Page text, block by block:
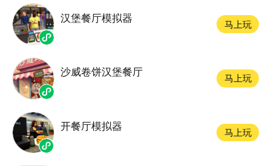
汉堡餐厅模拟器
马上玩
沙威卷饼汉堡餐厅
马上玩
开餐厅模拟器
马上玩